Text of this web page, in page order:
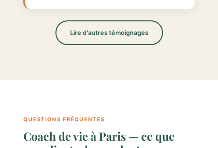
Lire d'autres témoignages
QUESTIONS FRÉQUENTES
Coach de vie à Paris — ce que